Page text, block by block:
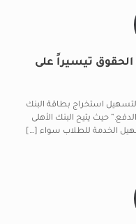
الحقوق تيسيراً على
لتسهيل استخراج بطاقة البنك
حيث يتيح البنك الأهلى
الخدمة للطلاب سواء […]